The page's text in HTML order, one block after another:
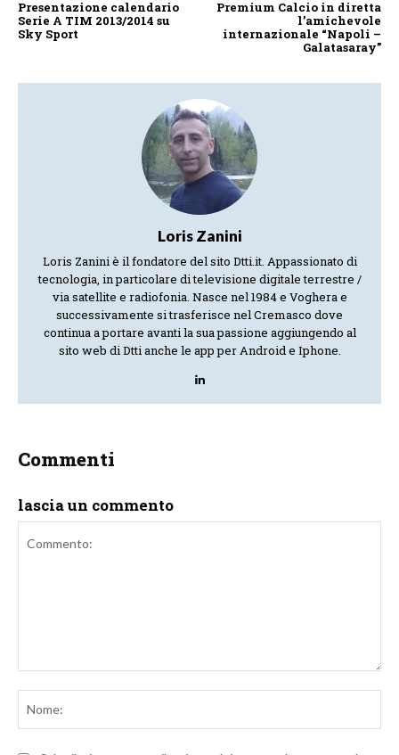
Presentazione calendario
Serie A TIM 2013/2014 su
Sky Sport
Premium Calcio in diretta
l’amichevole
internazionale “Napoli –
Galatasaray”
Loris Zanini
Loris Zanini è il fondatore del sito Dtti.it. Appassionato di
tecnologia, in particolare di televisione digitale terrestre /
via satellite e radiofonia. Nasce nel 1984 e Voghera e
successivamente si trasferisce nel Cremasco dove
continua a portare avanti la sua passione aggiungendo al
sito web di Dtti anche le app per Android e Iphone.
Commenti
lascia un commento